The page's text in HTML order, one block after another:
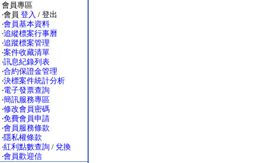
會員專區
‧會員 登入 / 登出
‧會員基本資料
‧追縱標案行事曆
‧追蹤標案管理
‧案件收藏清單
‧訊息紀錄列表
‧合約保證金管理
‧決標案件統計分析
‧電子發票查詢
‧簡訊服務專區
‧修改會員密碼
‧免費會員申請
‧會員服務條款
‧隱私權條款
‧紅利點數查詢 / 兌換
‧會員歡迎信